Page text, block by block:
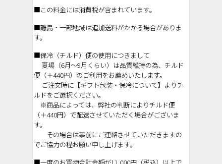
■この料金には消費税が含まれています。
■離島・一部地域は追加送料がかかる場合がありま
す。
■保冷（チルド）便の使用につきまして
夏場（6月～9月くらい）は品質維持の為、チルド
便（＋440円）のご利用をお薦めいたします。
ご注文時に【ギフト包装・保冷について】よりチ
ルドをご選択ください。
※商品によっては、弊社の判断によりチルド便
（＋440円）で配送させていただく場合がございま
す。
その場合は事前にご連絡させていただきますの
でご協力の程お願い申し上げます。